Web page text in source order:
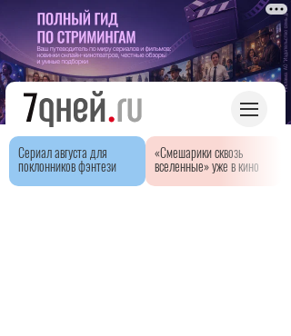
Сериал августа для
поклонников фэнтези
«Смешарики сквозь
вселенные» уже в кино